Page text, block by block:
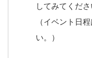
してみてくださ
（イベント日
い。）